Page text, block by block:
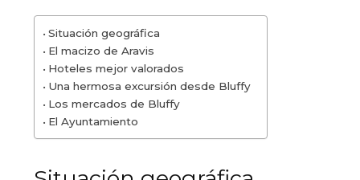
Situación geográfica
El macizo de Aravis
Hoteles mejor valorados
Una hermosa excursión desde Bluffy
Los mercados de Bluffy
El Ayuntamiento